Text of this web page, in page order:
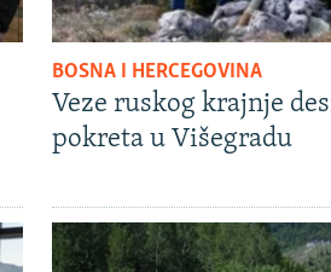
BOSNA I HERCEGOVINA
Veze ruskog krajnje
pokreta u Višegradu